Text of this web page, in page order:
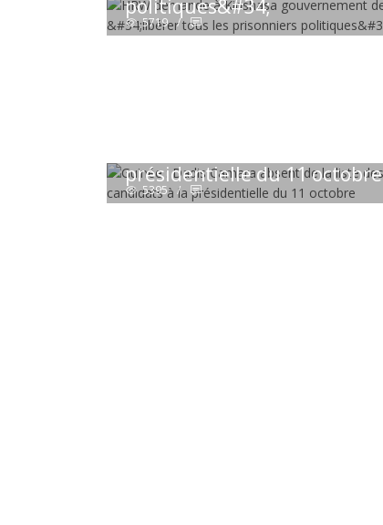
5719 /
politiques&#34;
5395 /
présidentielle du 11 octobre